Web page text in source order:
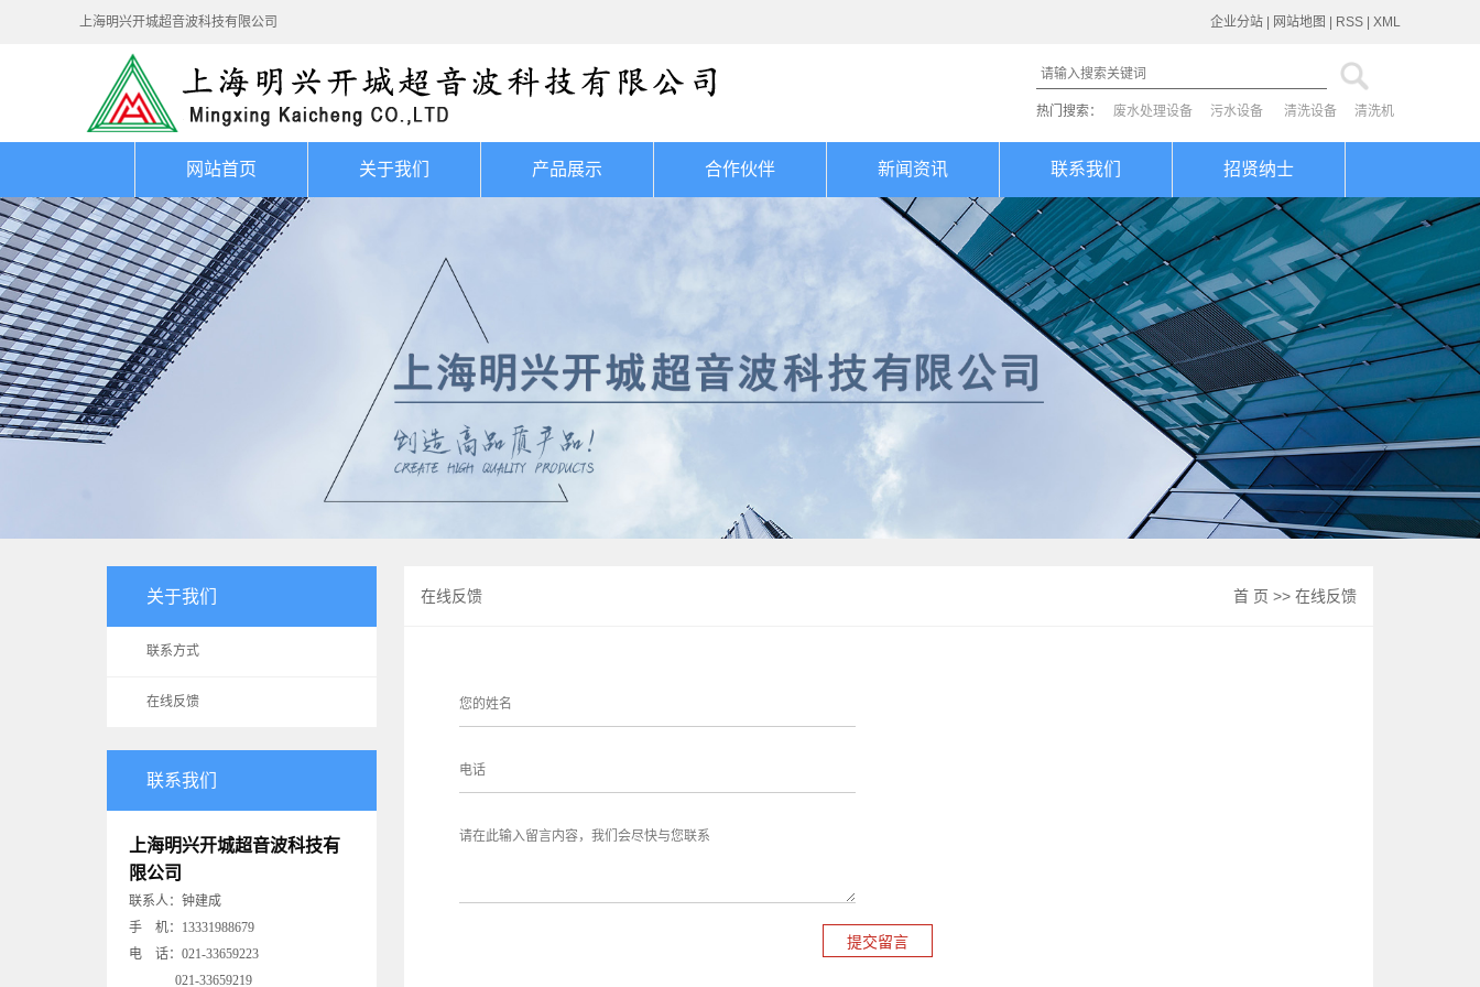
上海明兴开城超音波科技有限公司 企业分站 网站地图 RSS XML
热门搜索： 废水处理设备 污水设备 清洗设备 清洗机
网站首页 关于我们 产品展示 合作伙伴 新闻资讯 联系我们 招贤纳士
关于我们
联系方式
在线反馈
联系我们
上海明兴开城超音波科技有
限公司
联系人：钟建成
手 机：13331988679
电 话：021-33659223
021-33659219
在线反馈 首 页 >> 在线反馈